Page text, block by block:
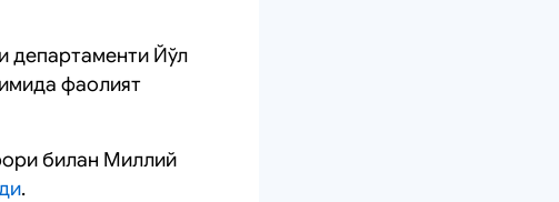
департаменти Йўл
фаолият
билан Миллий
.